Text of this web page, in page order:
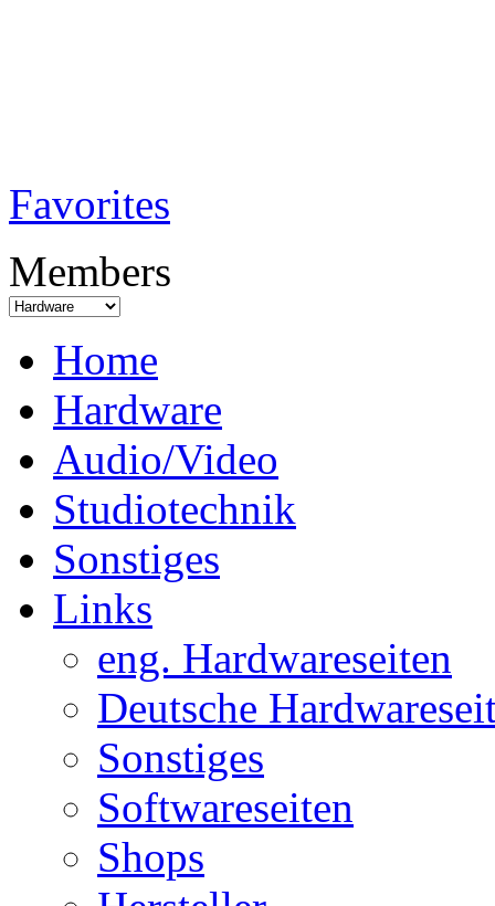
Favorites
Members
Home
Hardware
Audio/Video
Studiotechnik
Sonstiges
Links
eng. Hardwareseiten
Deutsche
Sonstiges
Softwareseiten
Shops